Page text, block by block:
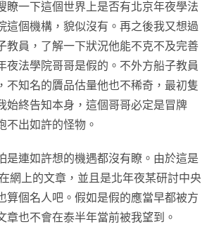
瞭一下這個世界上是否有北京年夜學法
這個機構，貌似沒有。再之後我又想過
教員，了解一下狀況他能不克不及完善
夜法學院哥哥是假的。不外方船子教員
不知名的贗品估量他也不稀奇，最初隻
始終告知本身，這個哥哥必定是冒牌
不出如許的怪物。
連如許想的機遇都沒有瞭。由於這是
網上的文章，並且是北年夜某研討中央
算個名人吧。假如是假的應當早都被方
章也不會在泰半年當前被我望到。